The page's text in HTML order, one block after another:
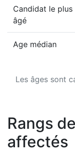
Les âges sont
Candidat le plus
âgé
Age médian
Rangs
affectés